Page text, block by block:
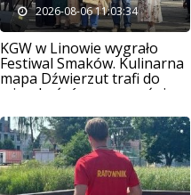
2026-08-06 11:03:34
KGW w Linowie wygrało
Festiwal Smaków. Kulinarna
mapa Dźwierzut trafi do
mieszkańców we wrześniu